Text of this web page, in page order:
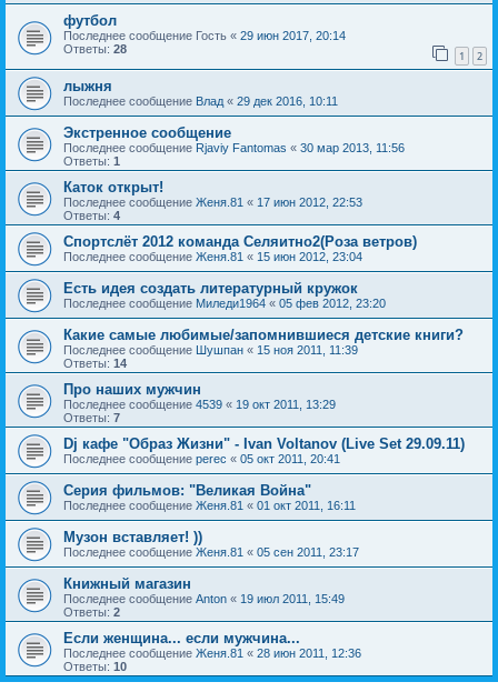
футбол
Последнее сообщение Гость « 29 июн 2017, 20:14
Ответы: 28 1 2
лыжня
Последнее сообщение Влад « 29 дек 2016, 10:11
Экстренное сообщение
Последнее сообщение Rjaviy Fantomas « 30 мар 2013, 11:56
Ответы: 1
Каток открыт!
Последнее сообщение Женя.81 « 17 июн 2012, 22:53
Ответы: 4
Спортслёт 2012 команда Селяитно2(Роза ветров)
Последнее сообщение Женя.81 « 15 июн 2012, 23:04
Есть идея создать литературный кружок
Последнее сообщение Миледи1964 « 05 фев 2012, 23:20
Какие самые любимые/запомнившиеся детские книги?
Последнее сообщение Шушпан « 15 ноя 2011, 11:39
Ответы: 14
Про наших мужчин
Последнее сообщение 4539 « 19 окт 2011, 13:29
Ответы: 7
Dj кафе "Образ Жизни" - Ivan Voltanov (Live Set 29.09.11)
Последнее сообщение perec « 05 окт 2011, 20:41
Серия фильмов: "Великая Война"
Последнее сообщение Женя.81 « 01 окт 2011, 16:11
Музон вставляет! ))
Последнее сообщение Женя.81 « 05 сен 2011, 23:17
Книжный магазин
Последнее сообщение Anton « 19 июл 2011, 15:49
Ответы: 2
Если женщина... если мужчина...
Последнее сообщение Женя.81 « 28 июн 2011, 12:36
Ответы: 10